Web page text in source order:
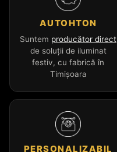
AUTOHTON
Suntem producător direct
de soluții de iluminat
festiv, cu fabrică în
Timișoara
PERSONALIZABIL